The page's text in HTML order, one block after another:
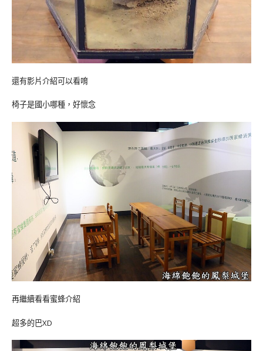
還有影片介紹可以看唷
椅子是國小哪種，好懷念
再繼續看看蜜蜂介紹
超多的巴XD